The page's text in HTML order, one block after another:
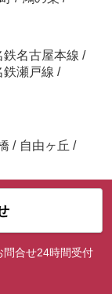
鉄名古屋本線 /
鉄瀬戸線 /
/ 自由ヶ丘 /
問合せ24時間受付